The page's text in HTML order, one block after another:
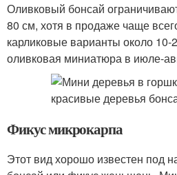
Оливковый бонсай
80 см, хотя в продаже чаще
карликовые варианты около 10-
оливковая миниатюра в июле-
Фикус микрокарпа
Этот вид хорошо известен под